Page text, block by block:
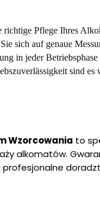
richtige Pflege Ihres
sich auf genaue
in jeder
sind es
Wzorcowania to
alkomatów.
profesjonalne